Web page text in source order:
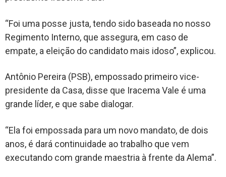
“Foi uma posse justa, tendo sido baseada no nosso
Regimento Interno, que assegura, em caso de
empate, a eleição do candidato mais idoso”, explicou.
Antônio Pereira (PSB), empossado primeiro vice-
presidente da Casa, disse que Iracema Vale é uma
grande líder, e que sabe dialogar.
“Ela foi empossada para um novo mandato, de dois
anos, é dará continuidade ao trabalho que vem
executando com grande maestria à frente da Alema”.